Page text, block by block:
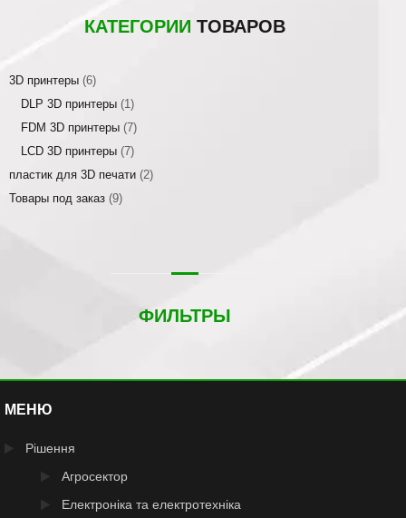
КАТЕГОРИИ ТОВАРОВ
3D принтеры (6)
DLP 3D принтеры (1)
FDM 3D принтеры (7)
LCD 3D принтеры (7)
пластик для 3D печати (2)
Товары под заказ (9)
ФИЛЬТРЫ
МЕНЮ
Рішення
Агросектор
Електроніка та електротехніка